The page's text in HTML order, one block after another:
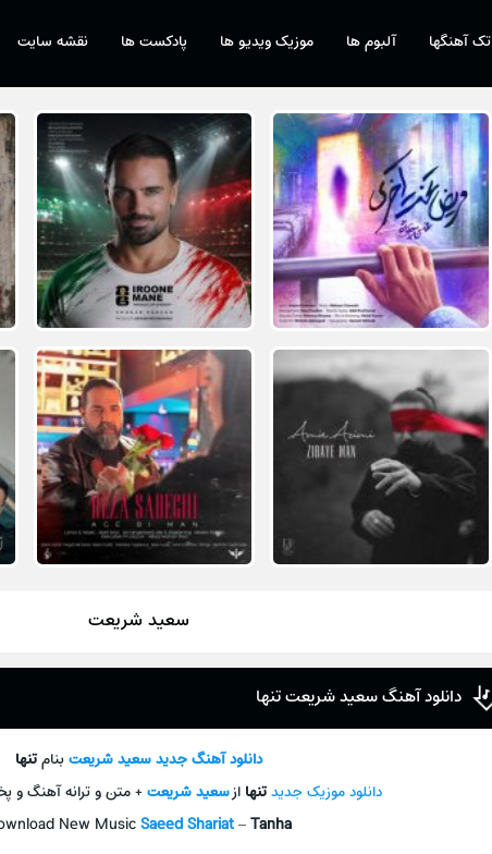
تک آهنگها آلبوم ها موزیک ویدیو ها پادکست ها نقشه سایت
سعید شریعت
دانلود آهنگ سعید شریعت تنها
دانلود آهنگ جديدسعید شریعتبنامتنها
دانلود موزیک جديدتنها ازسعید شریعت+ متن و ترانه آهنگ و
New MusicSaeed Shariat–Tanha